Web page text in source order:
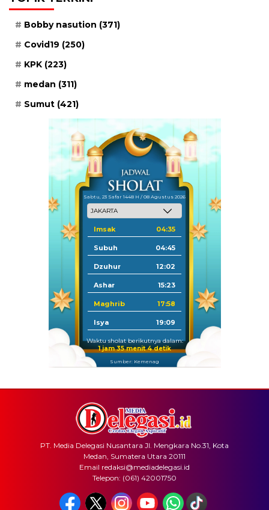
Bobby nasution (371)
Covid19 (250)
KPK (223)
medan (311)
Sumut (421)
Sabtu, 23 Safar 1448 H / 08 Agustus 2026
Imsak 04:35
Subuh 04:45
Dzuhur 12:02
Ashar 15:23
Maghrib 17:58
Isya 19:09
Waktu sholat berikutnya dalam:
1 jam 35 menit 4 detik
Sumber: Kemenag
PT. Media Delegasi Nusantara Jl. Mengkara No.31, Kota
Medan, Sumatera Utara 20111
Email redaksi@mediadelegasi.id
Telepon: (061) 42001750